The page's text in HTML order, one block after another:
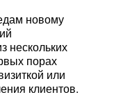
новому
нескольких
порах
или
клиентов.